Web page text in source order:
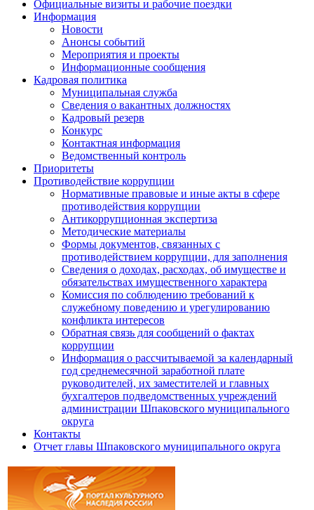
Официальные визиты и рабочие поездки
Информация
Новости
Анонсы событий
Мероприятия и проекты
Информационные сообщения
Кадровая политика
Муниципальная служба
Сведения о вакантных должностях
Кадровый резерв
Конкурс
Контактная информация
Ведомственный контроль
Приоритеты
Противодействие коррупции
Нормативные правовые и иные акты в сфере
противодействия коррупции
Антикоррупционная экспертиза
Методические материалы
Формы документов, связанных с
противодействием коррупции, для заполнения
Сведения о доходах, расходах, об имуществе и
обязательствах имущественного характера
Комиссия по соблюдению требований к
служебному поведению и урегулированию
конфликта интересов
Обратная связь для сообщений о фактах
коррупции
Информация о рассчитываемой за календарный
год среднемесячной заработной плате
руководителей, их заместителей и главных
бухгалтеров подведомственных учреждений
администрации Шпаковского муниципального
округа
Контакты
Отчет главы Шпаковского муниципального округа